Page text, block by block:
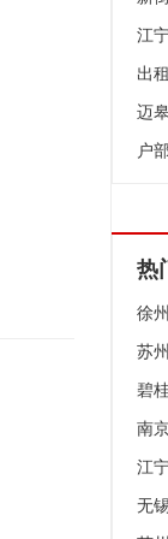
迈
户
热
徐
苏
碧
南
江
无